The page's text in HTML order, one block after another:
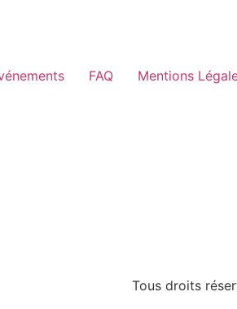
FAQ Mentions
Tous droits